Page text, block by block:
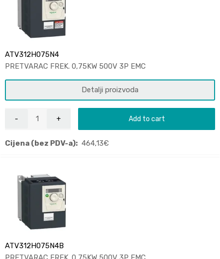
ATV312H075N4
PRETVARAC FREK. 0,75KW 500V 3P EMC
Detalji proizvoda
Add to cart
Cijena (bez PDV-a): 464,13€
ATV312H075N4B